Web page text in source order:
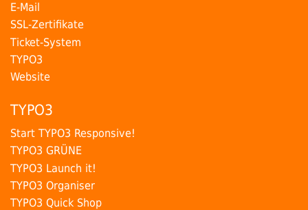
E-Mail
SSL-Zertifikate
Ticket-System
TYPO3
Website
TYPO3
Start TYPO3 Responsive!
TYPO3 GRÜNE
TYPO3 Launch it!
TYPO3 Organiser
TYPO3 Quick Shop